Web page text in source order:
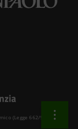
(Legge 662/96 )